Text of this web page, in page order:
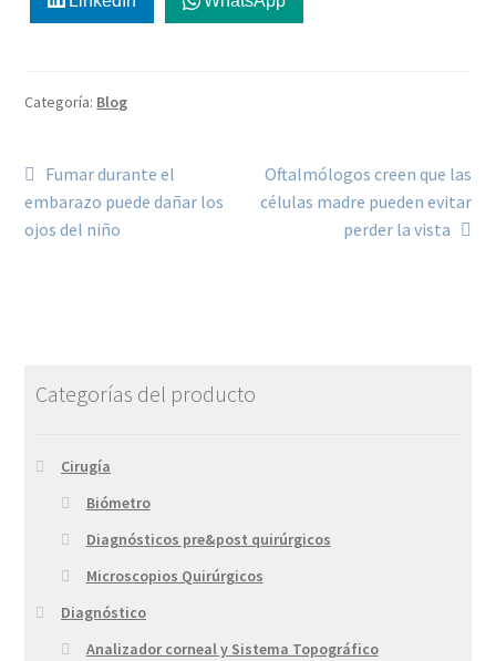
Categoría: Blog
Fumar durante el
embarazo puede dañar los
ojos del niño
Oftalmólogos creen que las
células madre pueden evitar
perder la vista
Categorías del producto
Cirugía
Biómetro
Diagnósticos pre&post quirúrgicos
Microscopios Quirúrgicos
Diagnóstico
Analizador corneal y Sistema Topográfico